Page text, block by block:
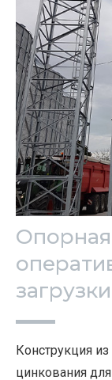
Конструкция
цинкования